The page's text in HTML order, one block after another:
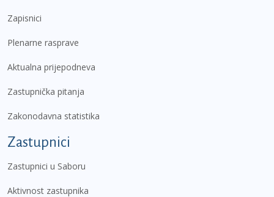
Zapisnici
Plenarne rasprave
Aktualna prijepodneva
Zastupnička pitanja
Zakonodavna statistika
Zastupnici
Zastupnici u Saboru
Aktivnost zastupnika